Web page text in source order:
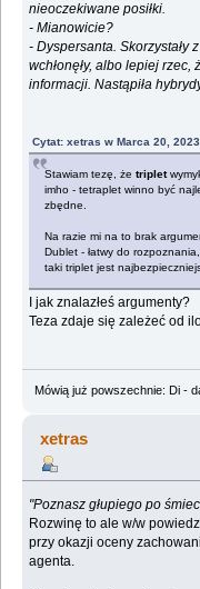
nieoczekiwane posiłki.
- Mianowicie?
- Dyspersanta. Skorzystały
wchłonęły, albo lepiej
informacji. Nastąpiła
Cytat: xetras w Marca 20,
Stawiam tezę, żetriplet
imho - tetraplet winno być
zbędne.
Na razie mi na to brak
Dublet - łatwy do
taki triplet jest
I jak znalazłeś argumenty?
Teza zdaje się zależeć od
Mówią już powszechnie: Di -
xetras
"Poznasz głupiego po
Rozwinę to ale w/w
przy okazji oceny
agenta.